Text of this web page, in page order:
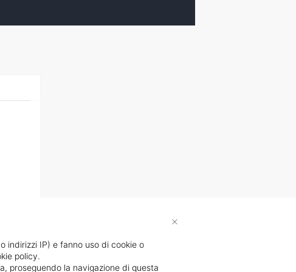
indirizzi IP) e fanno uso di cookie o
policy.
proseguendo la navigazione di questa
×